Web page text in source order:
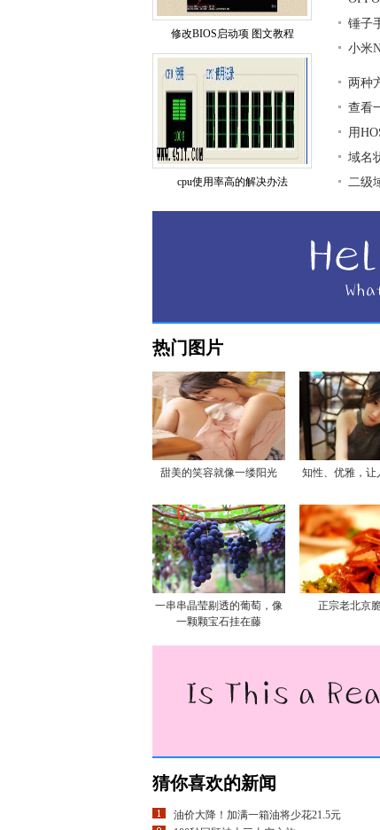
修改BIOS启动项 图文教程
cpu使用率高的解决办法
锤子
小米
两种
查看
用
域名
二级
热门图片
甜美的笑容就像一缕阳光 知性、优雅，让
一串串晶莹剔透的葡萄，像
一颗颗宝石挂在藤
正宗老北京
猜你喜欢的新闻
油价大降！加满一箱油将少花21.5元